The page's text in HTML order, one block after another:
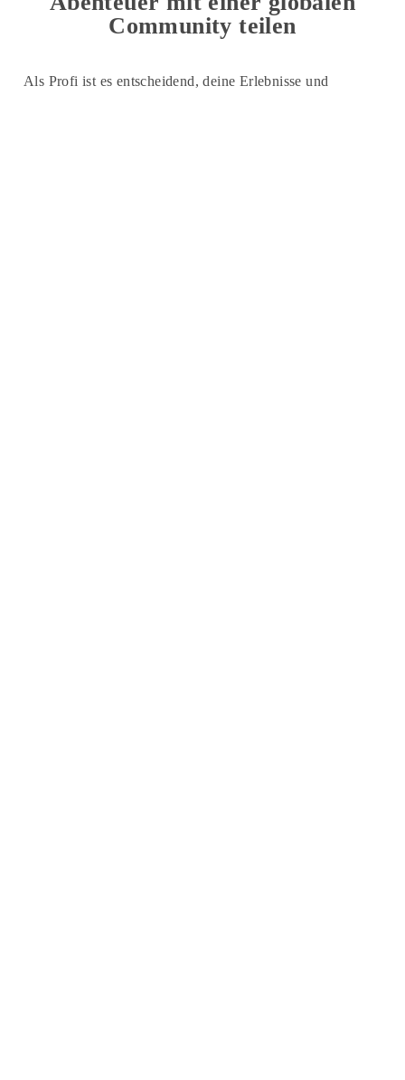
Community teilen
Als Profi ist es entscheidend, deine Erlebnisse und